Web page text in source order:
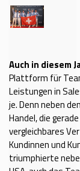
Auch in diesem
Plattform für
Leistungen in
je. Denn neben
Handel, die
vergleichbares
Kundinnen und
triumphierte